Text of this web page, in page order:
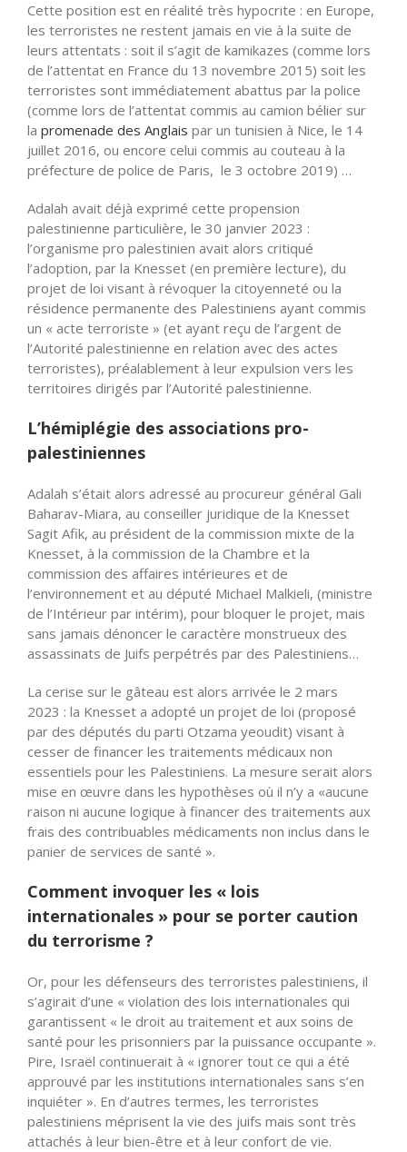
Cette position est en réalité très hypocrite : en Europe,
les terroristes ne restent jamais en vie à la suite de
leurs attentats : soit il s’agit de kamikazes (comme lors
de l’attentat en France du 13 novembre 2015) soit les
terroristes sont immédiatement abattus par la police
(comme lors de l’attentat commis au camion bélier sur
la promenade des Anglais par un tunisien à Nice, le 14
juillet 2016, ou encore celui commis au couteau à la
préfecture de police de Paris, le 3 octobre 2019) …
Adalah avait déjà exprimé cette propension
palestinienne particulière, le 30 janvier 2023 :
l’organisme pro palestinien avait alors critiqué
l’adoption, par la Knesset (en première lecture), du
projet de loi visant à révoquer la citoyenneté ou la
résidence permanente des Palestiniens ayant commis
un « acte terroriste » (et ayant reçu de l’argent de
l’Autorité palestinienne en relation avec des actes
terroristes), préalablement à leur expulsion vers les
territoires dirigés par l’Autorité palestinienne.
L’hémiplégie des associations pro-
palestiniennes
Adalah s’était alors adressé au procureur général Gali
Baharav-Miara, au conseiller juridique de la Knesset
Sagit Afik, au président de la commission mixte de la
Knesset, à la commission de la Chambre et la
commission des affaires intérieures et de
l’environnement et au député Michael Malkieli, (ministre
de l’Intérieur par intérim), pour bloquer le projet, mais
sans jamais dénoncer le caractère monstrueux des
assassinats de Juifs perpétrés par des Palestiniens…
La cerise sur le gâteau est alors arrivée le 2 mars
2023 : la Knesset a adopté un projet de loi (proposé
par des députés du parti Otzama yeoudit) visant à
cesser de financer les traitements médicaux non
essentiels pour les Palestiniens. La mesure serait alors
mise en œuvre dans les hypothèses où il n’y a «aucune
raison ni aucune logique à financer des traitements aux
frais des contribuables médicaments non inclus dans le
panier de services de santé ».
Comment invoquer les « lois
internationales » pour se porter caution
du terrorisme ?
Or, pour les défenseurs des terroristes palestiniens, il
s’agirait d’une « violation des lois internationales qui
garantissent « le droit au traitement et aux soins de
santé pour les prisonniers par la puissance occupante ».
Pire, Israël continuerait à « ignorer tout ce qui a été
approuvé par les institutions internationales sans s’en
inquiéter ». En d’autres termes, les terroristes
palestiniens méprisent la vie des juifs mais sont très
attachés à leur bien-être et à leur confort de vie.